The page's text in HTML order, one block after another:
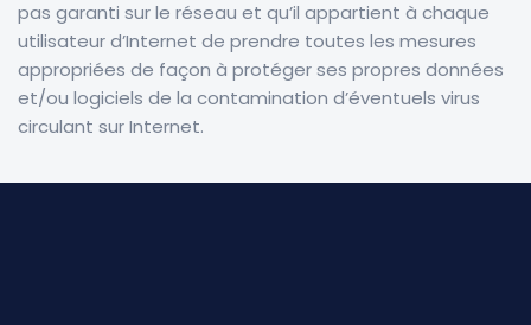
pas garanti sur le réseau et qu’il appartient à chaque
utilisateur d’Internet de prendre toutes les mesures
appropriées de façon à protéger ses propres données
et/ou logiciels de la contamination d’éventuels virus
circulant sur Internet.